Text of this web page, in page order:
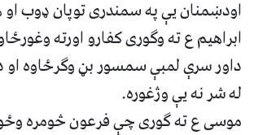
اودښمنان یې په سمندری توپان ډوب
ابراهیم ع ته وګوری کفارو اورته
داور سرې لمبې سمسور بڼ وګرځاوه او
له شر نه یې وژغوره.
موسی ع ته ګوری چې فرعون څومره